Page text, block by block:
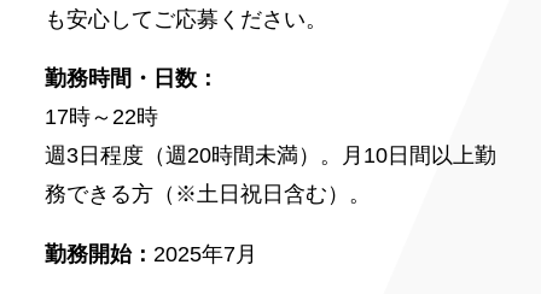
も安心してご応募ください。
勤務時間・日数：
17時～22時
週3日程度（週20時間未満）。月10日間以上勤
務できる方（※土日祝日含む）。
勤務開始： 2025年7月